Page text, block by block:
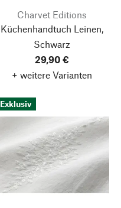
Charvet Editions
Küchenhandtuch Leinen,
Schwarz
29,90 €
+ weitere Varianten
Exklusiv